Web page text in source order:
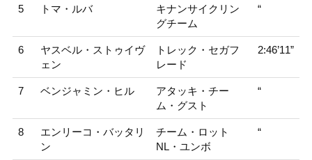
5 トマ・ルバ
キナンサイクリン
グチーム
“
6
ヤスベル・ストゥイヴ
ェン
トレック・セガフ
レード
2:46’11”
7 ベンジャミン・ヒル
アタッキ・チー
ム・グスト
“
8
エンリーコ・バッタリ
ン
チーム・ロット
NL・ユンボ
“